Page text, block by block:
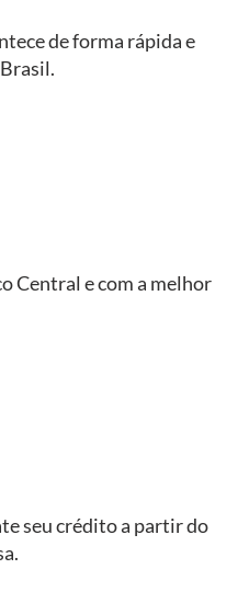
de forma rápida e
Central e com a melhor
seu crédito a partir do